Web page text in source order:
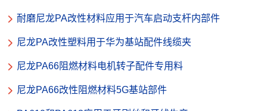
耐磨尼龙PA改性材料应用于汽车启动支杆内部件
尼龙PA改性塑料用于华为基站配件线缆夹
尼龙PA66阻燃材料电机转子配件专用料
尼龙PA66改性阻燃材料5G基站部件